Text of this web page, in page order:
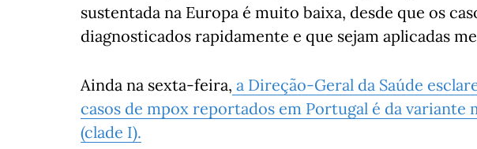
sustentada na Europa é muito baixa, desde que os
diagnosticados rapidamente e que sejam aplicadas
Ainda na sexta-feira, a Direção-Geral da Saúde
casos de mpox reportados em Portugal é da variante
(clade I).